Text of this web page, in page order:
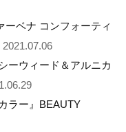
ーベナ コンフォーティ
ーウィード＆アルニカ
ラー』BEAUTY